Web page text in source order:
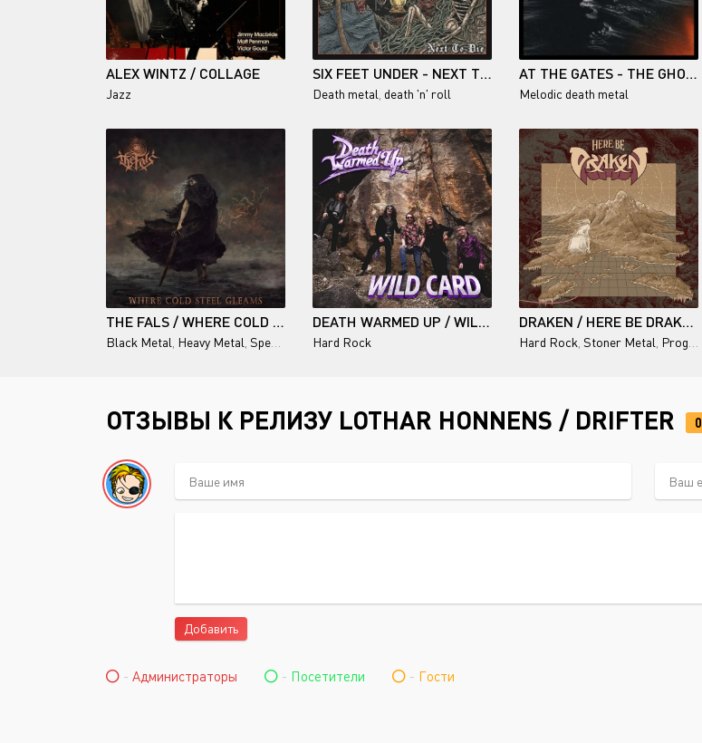
ALEX WINTZ / COLLAGE
Jazz
SIX FEET UNDER - NEXT TO DIE
Death metal death 'n' roll
AT THE GATES - THE GHOST OF A FUTURE DEAD
Melodic death metal
THE FALS / WHERE COLD STEEL GLEAMS
Black Metal Heavy Metal Speed Metal
DEATH WARMED UP / WILDCARD
Hard Rock
DRAKEN / HERE BE DRAKEN
Hard Rock Stoner Metal Progressive Rock
ОТЗЫВЫ К РЕЛИЗУ LOTHAR HONNENS / DRIFTER 0
Добавить
- Администраторы - Посетители - Гости